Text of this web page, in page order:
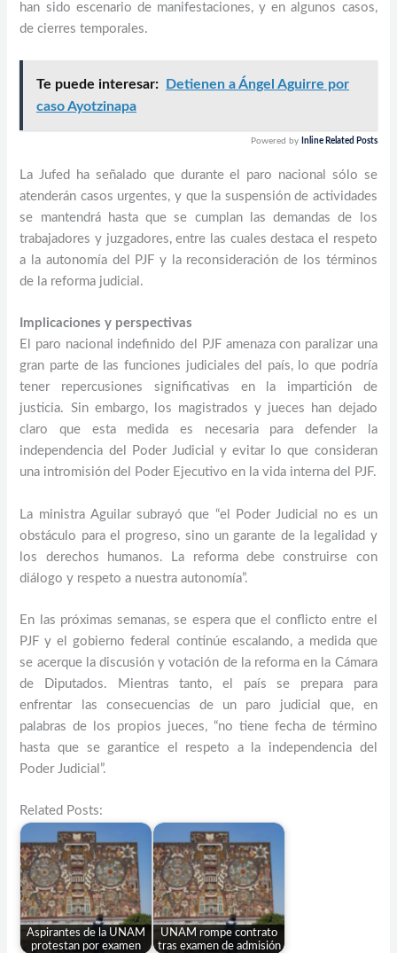
han sido escenario de manifestaciones, y en algunos casos,
de cierres temporales.
Te puede interesar:
Detienen a Ángel Aguirre por
caso Ayotzinapa
Powered by Inline Related Posts
La Jufed ha señalado que durante el paro nacional sólo se
atenderán casos urgentes, y que la suspensión de actividades
se mantendrá hasta que se cumplan las demandas de los
trabajadores y juzgadores, entre las cuales destaca el respeto
a la autonomía del PJF y la reconsideración de los términos
de la reforma judicial.
Implicaciones y perspectivas
El paro nacional indefinido del PJF amenaza con paralizar una
gran parte de las funciones judiciales del país, lo que podría
tener repercusiones significativas en la impartición de
justicia. Sin embargo, los magistrados y jueces han dejado
claro que esta medida es necesaria para defender la
independencia del Poder Judicial y evitar lo que consideran
una intromisión del Poder Ejecutivo en la vida interna del PJF.
La ministra Aguilar subrayó que “el Poder Judicial no es un
obstáculo para el progreso, sino un garante de la legalidad y
los derechos humanos. La reforma debe construirse con
diálogo y respeto a nuestra autonomía”.
En las próximas semanas, se espera que el conflicto entre el
PJF y el gobierno federal continúe escalando, a medida que
se acerque la discusión y votación de la reforma en la Cámara
de Diputados. Mientras tanto, el país se prepara para
enfrentar las consecuencias de un paro judicial que, en
palabras de los propios jueces, “no tiene fecha de término
hasta que se garantice el respeto a la independencia del
Poder Judicial”.
Related Posts:
Aspirantes de la UNAM
protestan por examen
UNAM rompe contrato
tras examen de admisión